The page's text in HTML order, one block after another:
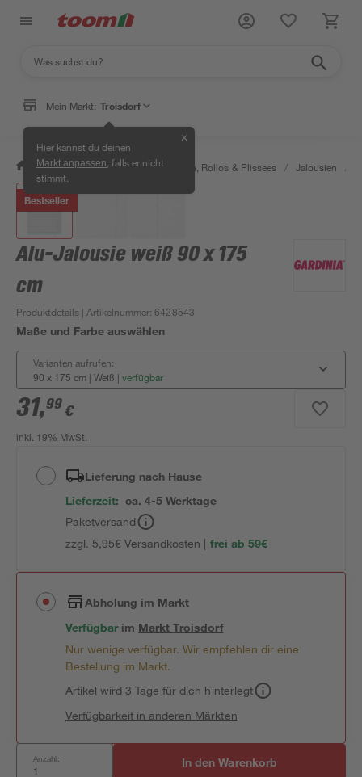
Mein Markt: Troisdorf
Hier kannst du deinen
Markt anpassen , falls er nicht
stimmt.
✕
/ Wohnen & Haushalt / Jalousien, Rollos & Plissees / Jalousien /
Bestseller
Alu-Jalousie weiß 90 x 175
cm
Produktdetails | Artikelnummer:6428543
Maße und Farbe auswählen
Varianten aufrufen:
90 x 175 cm | Weiß | verfügbar
31,99 €
inkl. 19% MwSt.
Lieferung nach Hause
Lieferzeit: ca. 4-5 Werktage
Paketversand
zzgl. 5,95€ Versandkosten | frei ab 59€
Abholung im Markt
Verfügbar im MarktTroisdorf
Nur wenige verfügbar. Wir empfehlen dir eine
Bestellung im Markt.
Artikel wird 3 Tage für dich hinterlegt
Verfügbarkeit in anderen Märkten
Anzahl: In den Warenkorb